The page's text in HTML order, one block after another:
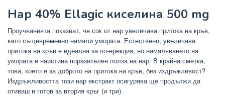
Нар 40% Ellagic киселина 500 mg
Проучванията показват, че сок от нар увеличава притока на кръв,
като същевременно намали умората. Естествено, увеличава
притока на кръв е идеална за по-ерекция, но намаляването на
умората е наистина поразителен полза на нар. В крайна сметка,
това, което е за доброто на притока на кръв, без издръжливост?
Издръжливостта този нар екстракт осигурява ще продължи да
отиваш и готов за втория кръг (и три).